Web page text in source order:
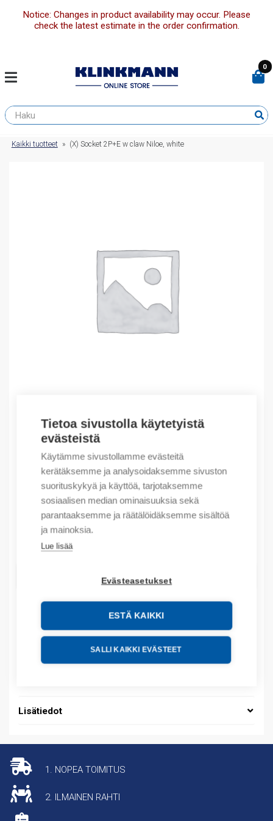
Tietoa sivustolla käytetyistä
evästeistä
Käytämme sivustollamme evästeitä
kerätäksemme ja analysoidaksemme sivuston
suorituskykyä ja käyttöä, tarjotaksemme
sosiaalisen median ominaisuuksia sekä
parantaaksemme ja räätälöidäksemme sisältöä
ja mainoksia.
Lue lisää
Evästeasetukset
ESTÄ KAIKKI
SALLI KAIKKI EVÄSTEET
Notice: Changes in product availability may occur. Please
check the latest estimate in the order confirmation.
0
Kaikki tuotteet » (X) Socket 2P+E w claw Niloe, white
Outlet – Erikoishinnat
(X) Socket 2P+E w claw Niloe, white
0,96€/ myyntierä
Myyntierä sis. 1 kpl
Määrä
Määrä
LISÄÄ OSTOSKORIIN
Tuotekoodit
Tilauskoodi: 664539
Lisätiedot
1. NOPEA TOIMITUS
2. ILMAINEN RAHTI